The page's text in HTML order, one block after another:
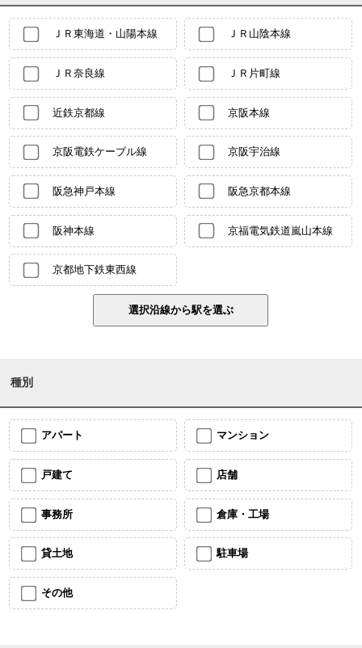
ＪＲ東海道・山陽本線 ＪＲ山陰本線
ＪＲ奈良線 ＪＲ片町線
近鉄京都線 京阪本線
京阪電鉄ケーブル線 京阪宇治線
阪急神戸本線 阪急京都本線
阪神本線 京福電気鉄道嵐山本線
京都地下鉄東西線
種別
アパート マンション
戸建て 店舗
事務所 倉庫・工場
貸土地 駐車場
その他